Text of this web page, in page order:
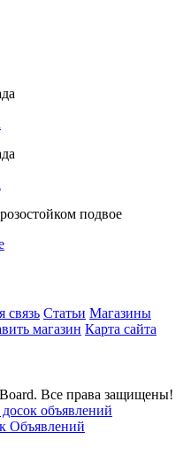
связь Статьи Магазины
магазин Карта сайта
Все права защищены!